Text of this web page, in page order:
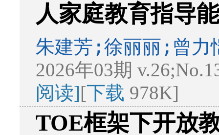
人家庭教育指导
朱建芳;徐丽丽;曾力
2026年03期
阅读][下载 978K]
TOE框架下开放